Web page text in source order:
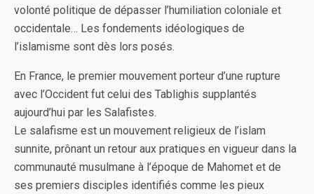
volonté politique de dépasser l’humiliation coloniale et
occidentale… Les fondements idéologiques de
l’islamisme sont dès lors posés.
En France, le premier mouvement porteur d’une rupture
avec l’Occident fut celui des Tablighis supplantés
aujourd’hui par les Salafistes.
Le salafisme est un mouvement religieux de l’islam
sunnite, prônant un retour aux pratiques en vigueur dans la
communauté musulmane à l’époque de Mahomet et de
ses premiers disciples identifiés comme les pieux